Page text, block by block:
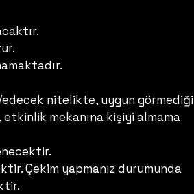
nitelikte, uygun görmediği
mekanına kişiyi almama
Çekim yapmanız durumunda